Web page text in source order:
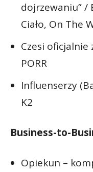
dojrzewaniu” /
Ciało, On The
Czesi
PORR
Influenserzy
K2
Business-to-
Opiekun –